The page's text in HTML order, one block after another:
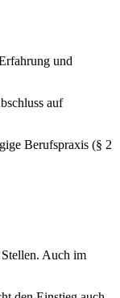
und
auf
Berufspraxis (§ 2
Auch im